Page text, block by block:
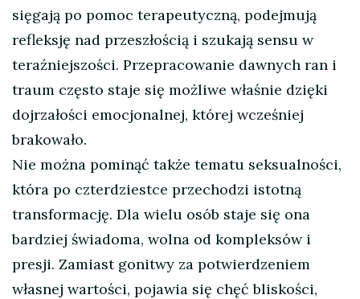
sięgają po pomoc terapeutyczną, podejmują
refleksję nad przeszłością i szukają sensu w
teraźniejszości. Przepracowanie dawnych ran i
traum często staje się możliwe właśnie dzięki
dojrzałości emocjonalnej, której wcześniej
brakowało.
Nie można pominąć także tematu seksualności,
która po czterdziestce przechodzi istotną
transformację. Dla wielu osób staje się ona
bardziej świadoma, wolna od kompleksów i
presji. Zamiast gonitwy za potwierdzeniem
własnej wartości, pojawia się chęć bliskości,